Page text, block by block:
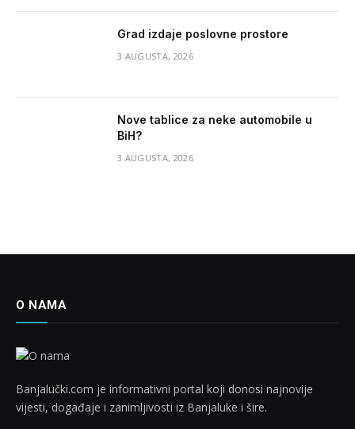
Grad izdaje poslovne prostore
3 AUGUSTA, 2026
Nove tablice za neke automobile u
BiH?
3 AUGUSTA, 2026
O NAMA
Banjalučki.com je informativni portal koji donosi najnovije
vijesti, događaje i zanimljivosti iz Banjaluke i šire.